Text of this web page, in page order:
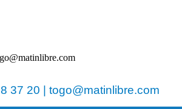
37 20 | togo@matinlibre.com